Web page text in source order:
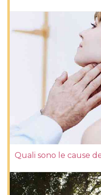
Quali sono le cause